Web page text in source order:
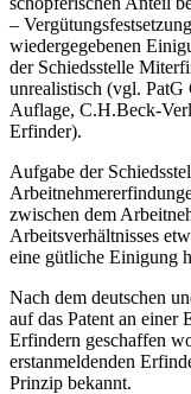
–
wiedergegebenen
der Schiedsstelle
unrealistisch (vgl.
Auflage, C.H.Beck-
Erfinder).
Aufgabe der
zwischen dem
Arbeitsverhältnisses
eine gütliche Einigung
Nach dem deutschen
auf das Patent an
Erfindern geschaffen
erstanmeldenden
Prinzip bekannt.